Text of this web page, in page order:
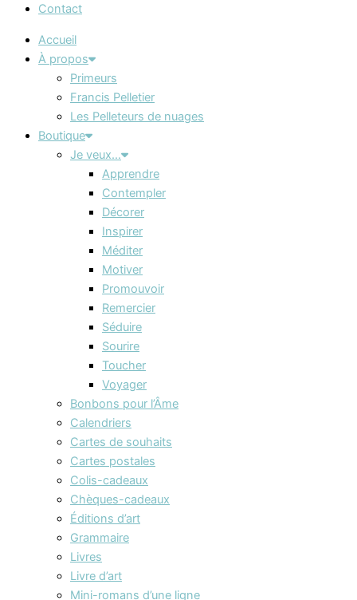
Contact
Accueil
À propos
Primeurs
Francis Pelletier
Les Pelleteurs de nuages
Boutique
Je veux…
Apprendre
Contempler
Décorer
Inspirer
Méditer
Motiver
Promouvoir
Remercier
Séduire
Sourire
Toucher
Voyager
Bonbons pour l’Âme
Calendriers
Cartes de souhaits
Cartes postales
Colis-cadeaux
Chèques-cadeaux
Éditions d’art
Grammaire
Livres
Livre d’art
Mini-romans d’une ligne